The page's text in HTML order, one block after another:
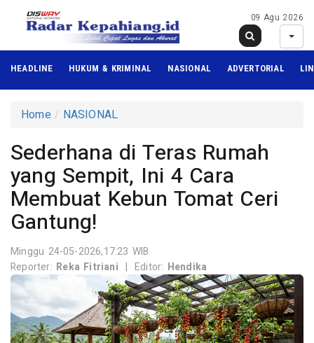
09 Agu 2026
HEADLINE HUKUM & KRIMINAL NASIONAL ADVERTORIAL
Home NASIONAL
Sederhana di Teras Rumah
yang Sempit, Ini 4 Cara
Membuat Kebun Tomat Ceri
Gantung!
Minggu 24-05-2026,17:23 WIB
Reporter: Reka Fitriani | Editor: Hendika